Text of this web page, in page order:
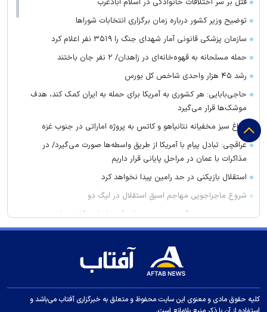
قتل بر سر اختلافات خانوادگی در اسلام آبادغرب
توضیح وزیر کشور درباره زمان برگزاری انتخابات شورا‌ها
سازمان پزشکی قانونی آمار شهدای جنگ را ۳۵۱۹ نفر اعلام کرد
حمله مسلحانه به قهوه‌خانه‌ای در زاهدان/ ۲ نفر جان باختند
رشد ۴۵ هزار واحدی شاخص کل بورس
حاجی‌بابایی: هر کشوری به آمریکا برای حمله به ایران کمک کند، هدف
موشک‌ها قرار می‌گیرد
چراغ سبز مخفیانه نتانیاهو و کاتس به پروژه اماراتی در جنوب غزه
عراقچی: تبادل پیام با آمریکا از طریق واسطه‌ها صورت می‌گیرد/ در
مذاکرات با عمان در مراحل پایانی قرار داریم
استقلال بازیکنی در حد رامین پیدا نخواهد کرد
شروع ماجراجویی مهاجم اسبق استقلال در لیگ دو
توری مش چیست؟ بررسی مشخصات فنی، انواع و کاربردهای مش
فلزی در صنعت
کلاهبرداری ۱۰۰ میلیاردی با وعده فروش لوازم خانگی ارزان برای تهیه
سخنگوی وزارت کشور: دولت فعلا برنامه‌ای برای ورود اتوبوس‌های
کلیه حقوق مادی و معنوی این سایت محفوظ و متعلق به خبرگزاری آفتاب می‌باشد و